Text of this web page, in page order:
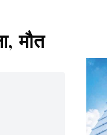
मौत